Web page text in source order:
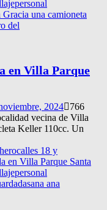
personal
una camioneta
del
en Villa Parque
2024
766
vecina de Villa
Keller 110cc. Un
calles 18 y
en Villa Parque Santa
personal
sana ana